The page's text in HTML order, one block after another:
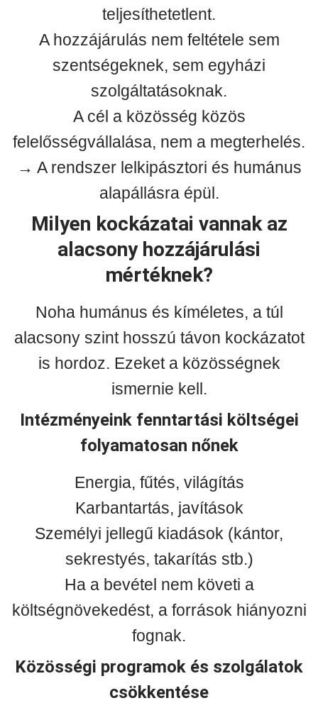
teljesíthetetlent.
A hozzájárulás nem feltétele sem
szentségeknek, sem egyházi
szolgáltatásoknak.
A cél a közösség közös
felelősségvállalása, nem a megterhelés.
→ A rendszer lelkipásztori és humánus
alapállásra épül.
Milyen kockázatai vannak az
alacsony hozzájárulási
mértéknek?
Noha humánus és kíméletes, a túl
alacsony szint hosszú távon kockázatot
is hordoz. Ezeket a közösségnek
ismernie kell.
Intézményeink fenntartási költségei
folyamatosan nőnek
Energia, fűtés, világítás
Karbantartás, javítások
Személyi jellegű kiadások (kántor,
sekrestyés, takarítás stb.)
Ha a bevétel nem követi a
költségnövekedést, a források hiányozni
fognak.
Közösségi programok és szolgálatok
csökkentése